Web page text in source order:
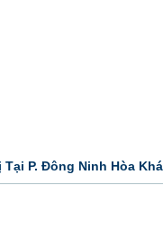
Tại P. Đông Ninh Hòa